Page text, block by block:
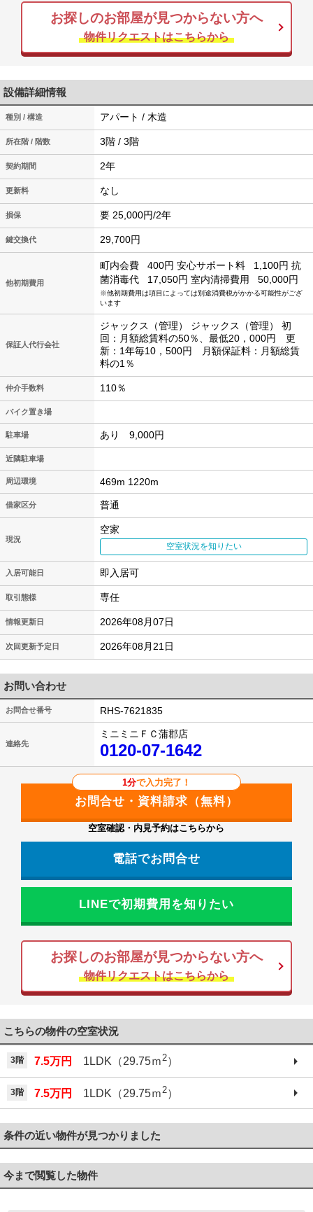
お探しのお部屋が見つからない方へ
物件リクエストはこちらから
設備詳細情報
種別 / 構造 アパート / 木造
所在階 / 階数 3階 / 3階
契約期間 2年
更新料 なし
損保 要 25,000円/2年
鍵交換代 29,700円
他初期費用
町内会費 400円 安心サポート料 1,100円 抗
菌消毒代
17,050円 室内清掃費用 50,000円
※他初期費用は項目によっては別途消費税がかかる可能性がござ
います
保証人代行会社
ジャックス（管理） ジャックス（管理） 初
回：月額総賃料の50％、最低20，000円 更
新：1年毎10，500円 月額保証料：月額総賃
料の1％
仲介手数料 110％
バイク置き場
駐車場 あり 9,000円
近隣駐車場
周辺環境 469m 1220m
借家区分 普通
現況
空家
空室状況を知りたい
入居可能日 即入居可
取引態様 専任
情報更新日 2026年08月07日
次回更新予定日 2026年08月21日
お問い合わせ
お問合せ番号 RHS-7621835
連絡先
ミニミニＦＣ蒲郡店
0120-07-1642
1分で入力完了！
空室確認・内見予約はこちらから
電話でお問合せ
LINEで初期費用を知りたい
お探しのお部屋が見つからない方へ
物件リクエストはこちらから
こちらの物件の空室状況
3階 7.5万円 1LDK（29.75ｍ2）
3階 7.5万円 1LDK（29.75ｍ 2）
条件の近い物件が見つかりました
今まで閲覧した物件